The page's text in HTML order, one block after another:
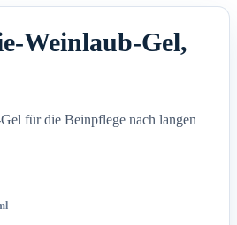
Weinlaub-Gel,
für die Beinpflege nach langen